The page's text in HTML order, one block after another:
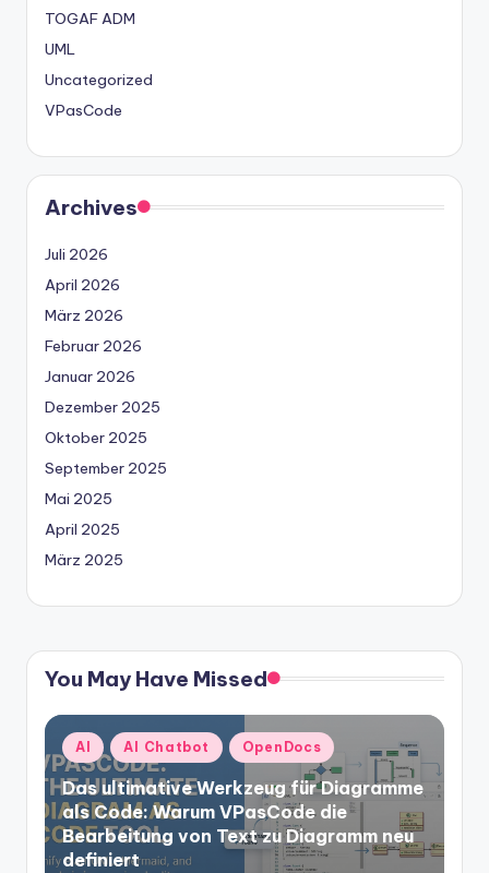
TOGAF ADM
UML
Uncategorized
VPasCode
Archives
Juli 2026
April 2026
März 2026
Februar 2026
Januar 2026
Dezember 2025
Oktober 2025
September 2025
Mai 2025
April 2025
März 2025
You May Have Missed
Posted
in
AI AI Chatbot OpenDocs
Das ultimative Werkzeug für Diagramme
als Code: Warum VPasCode die
Bearbeitung von Text zu Diagramm neu
definiert